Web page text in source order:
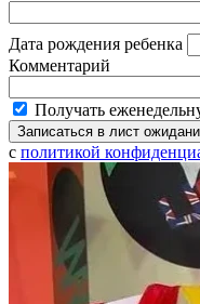
Дата рождения ребенка
Комментарий
Получать
Записаться в лист
с политикой